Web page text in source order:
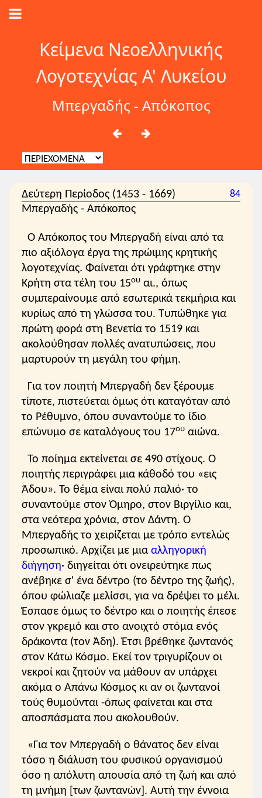
Κείμενα Νεοελληνικής
Λογοτεχνίας Α' Λυκείου
Μπεργαδής - Απόκοπος
Δεύτερη Περίοδος (1453 - 1669) 84
Μπεργαδής - Απόκοπος
Ο Απόκοπος του Μπεργαδή είναι από τα
πιο αξιόλογα έργα της πρώιμης κρητικής
λογοτεχνίας. Φαίνεται ότι γράφτηκε στην
Κρήτη στα τέλη του 15ου αι., όπως
συμπεραίνουμε από εσωτερικά τεκμήρια και
κυρίως από τη γλώσσα του. Τυπώθηκε για
πρώτη φορά στη Βενετία το 1519 και
ακολούθησαν πολλές ανατυπώσεις, που
μαρτυρούν τη μεγάλη του φήμη.
Για τον ποιητή Μπεργαδή δεν ξέρουμε
τίποτε, πιστεύεται όμως ότι καταγόταν από
το Ρέθυμνο, όπου συναντούμε το ίδιο
επώνυμο σε καταλόγους του 17ου αιώνα.
Το ποίημα εκτείνεται σε 490 στίχους. Ο
ποιητής περιγράφει μια κάθοδό του «εις
Άδου». Το θέμα είναι πολύ παλιό· το
συναντούμε στον Όμηρο, στον Βιργίλιο και,
στα νεότερα χρόνια, στον Δάντη. Ο
Μπεργαδής το χειρίζεται με τρόπο εντελώς
προσωπικό. Αρχίζει με μια αλληγορική
διήγηση· διηγείται ότι ονειρεύτηκε πως
ανέβηκε σ' ένα δέντρο (το δέντρο της ζωής),
όπου φώλιαζε μελίσσι, για να δρέψει το μέλι.
Έσπασε όμως το δέντρο και ο ποιητής έπεσε
στον γκρεμό και στο ανοιχτό στόμα ενός
δράκοντα (τον Άδη). Έτσι βρέθηκε ζωντανός
στον Κάτω Κόσμο. Εκεί τον τριγυρίζουν οι
νεκροί και ζητούν να μάθουν αν υπάρχει
ακόμα ο Απάνω Κόσμος κι αν οι ζωντανοί
τούς θυμούνται -όπως φαίνεται και στα
αποσπάσματα που ακολουθούν.
«Για τον Μπεργαδή ο θάνατος δεν είναι
τόσο η διάλυση του φυσικού οργανισμού
όσο η απόλυτη απουσία από τη ζωή και από
τη μνήμη [των ζωντανών]. Αυτή την έννοια